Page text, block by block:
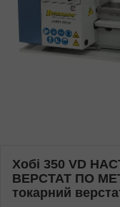
Хобі 350 VD
ВЕРСТАТ ПО
токарний